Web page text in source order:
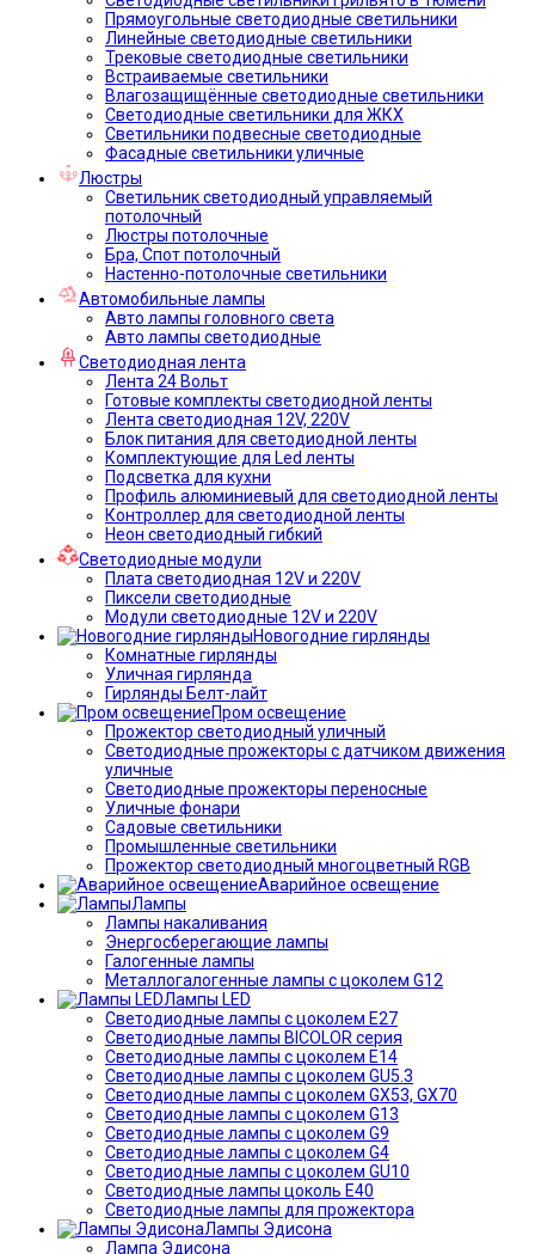
Прямоугольные светодиодные светильники
Линейные светодиодные светильники
Трековые светодиодные светильники
Встраиваемые светильники
Влагозащищённые светодиодные светильники
Светодиодные светильники для ЖКХ
Светильники подвесные светодиодные
Фасадные светильники уличные
Люстры
Светильник светодиодный управляемый
потолочный
Люстры потолочные
Бра, Спот потолочный
Настенно-потолочные светильники
Автомобильные лампы
Авто лампы головного света
Авто лампы светодиодные
Светодиодная лента
Лента 24 Вольт
Готовые комплекты светодиодной ленты
Лента светодиодная 12V, 220V
Блок питания для светодиодной ленты
Комплектующие для Led ленты
Подсветка для кухни
Профиль алюминиевый для светодиодной ленты
Контроллер для светодиодной ленты
Неон светодиодный гибкий
Светодиодные модули
Плата светодиодная 12V и 220V
Пиксели светодиодные
Модули светодиодные 12V и 220V
Новогодние гирлянды
Комнатные гирлянды
Уличная гирлянда
Гирлянды Белт-лайт
Пром освещение
Прожектор светодиодный уличный
Светодиодные прожекторы с датчиком движения
уличные
Светодиодные прожекторы переносные
Уличные фонари
Садовые светильники
Промышленные светильники
Прожектор светодиодный многоцветный RGB
Аварийное освещение
Лампы
Лампы накаливания
Энергосберегающие лампы
Галогенные лампы
Металлогалогенные лампы с цоколем G12
Лампы LED
Светодиодные лампы с цоколем E27
Светодиодные лампы BICOLOR серия
Светодиодные лампы с цоколем E14
Светодиодные лампы с цоколем GU5.3
Светодиодные лампы с цоколем GX53, GX70
Светодиодные лампы с цоколем G13
Светодиодные лампы с цоколем G9
Светодиодные лампы с цоколем G4
Светодиодные лампы с цоколем GU10
Светодиодные лампы цоколь Е40
Светодиодные лампы для прожектора
Лампы Эдисона
Лампа Эдисона